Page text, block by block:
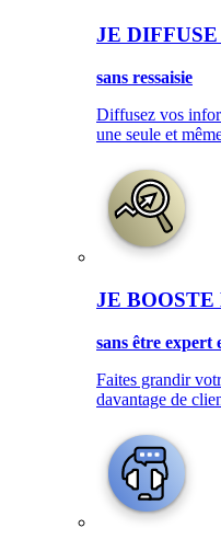
JE
sans ressaisie
Diffusez vos
une seule et
JE
sans être expert
Faites grandir
davantage de